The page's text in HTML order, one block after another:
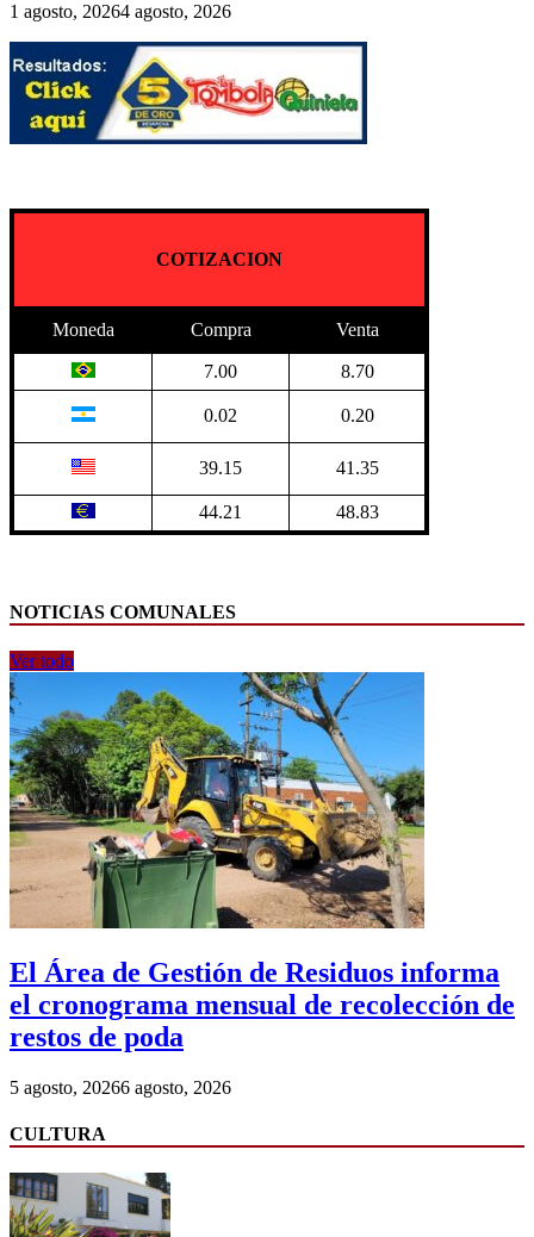
1 agosto, 20264 agosto, 2026
COTIZACION
Moneda Compra Venta
7.00 8.70
0.02 0.20
39.15 41.35
44.21 48.83
NOTICIAS COMUNALES
Ver todo
El Área de Gestión de Residuos informa
el cronograma mensual de recolección de
restos de poda
5 agosto, 20266 agosto, 2026
CULTURA